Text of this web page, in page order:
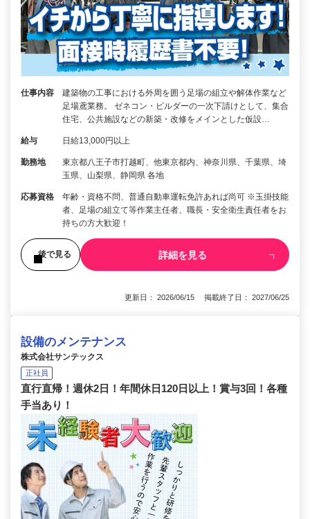
仕事内容
建築物の工事における外周を囲う足場の組立や解体作業など
足場鳶業務。 ゼネコン・ビルダーの一次下請けとして、集合
住宅、公共施設などの新築・改修をメインとした仮設…
給与 日給13,000円以上
勤務地
東京都八王子市打越町、他東京都内、神奈川県、千葉県、埼
玉県、山梨県、静岡県 各地
応募資格
年齢・資格不問、普通自動車運転免許あれば尚可 ※玉掛技能
者、足場の組立て等作業主任者、職長・安全衛生責任者をお
持ちの方大歓迎！
後で見る 詳細を見る
更新日： 2026/06/15 掲載終了日： 2027/06/25
設備のメンテナンス
株式会社サンテックス
正社員
直行直帰！週休2日！年間休日120日以上！賞与3回！各種
手当あり！